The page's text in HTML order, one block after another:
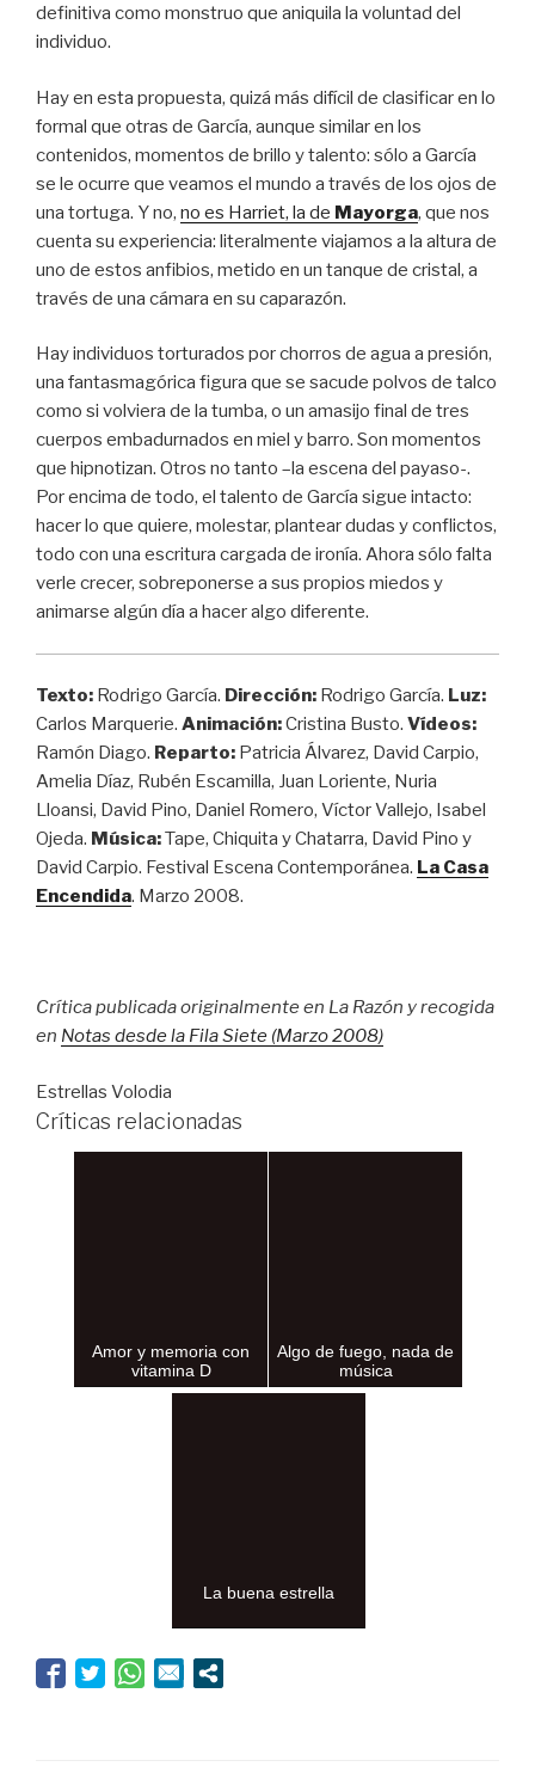
definitiva como monstruo que aniquila la voluntad del
individuo.
Hay en esta propuesta, quizá más difícil de clasificar en lo
formal que otras de García, aunque similar en los
contenidos, momentos de brillo y talento: sólo a García
se le ocurre que veamos el mundo a través de los ojos de
una tortuga. Y no, no es Harriet, la de Mayorga, que nos
cuenta su experiencia: literalmente viajamos a la altura de
uno de estos anfibios, metido en un tanque de cristal, a
través de una cámara en su caparazón.
Hay individuos torturados por chorros de agua a presión,
una fantasmagórica figura que se sacude polvos de talco
como si volviera de la tumba, o un amasijo final de tres
cuerpos embadurnados en miel y barro. Son momentos
que hipnotizan. Otros no tanto –la escena del payaso-.
Por encima de todo, el talento de García sigue intacto:
hacer lo que quiere, molestar, plantear dudas y conflictos,
todo con una escritura cargada de ironía. Ahora sólo falta
verle crecer, sobreponerse a sus propios miedos y
animarse algún día a hacer algo diferente.
Texto: Rodrigo García. Dirección: Rodrigo García. Luz:
Carlos Marquerie. Animación:Cristina Busto. Vídeos:
Ramón Diago. Reparto: Patricia Álvarez, David Carpio,
Amelia Díaz, Rubén Escamilla, Juan Loriente, Nuria
Lloansi, David Pino, Daniel Romero, Víctor Vallejo, Isabel
Ojeda. Música:Tape, Chiquita y Chatarra, David Pino y
David Carpio. Festival Escena Contemporánea. La Casa
Encendida. Marzo 2008.
Crítica publicada originalmente en La Razón y recogida
en Notas desde la Fila Siete (Marzo 2008)
Estrellas Volodia
Críticas relacionadas
Amor y memoria con
vitamina D
Algo de fuego, nada de
música
La buena estrella